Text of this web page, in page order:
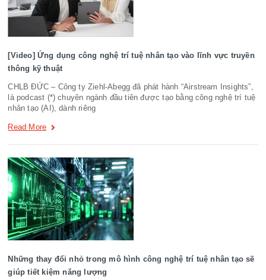
[Video] Ứng dụng công nghệ trí tuệ nhân tạo vào lĩnh vực truyền
thông kỹ thuật
CHLB ĐỨC – Công ty Ziehl-Abegg đã phát hành “Airstream Insights”,
là podcast (*) chuyên ngành đầu tiên được tạo bằng công nghệ trí tuệ
nhân tạo (AI), dành riêng
Read More
Những thay đổi nhỏ trong mô hình công nghệ trí tuệ nhân tạo sẽ
giúp tiết kiệm năng lượng